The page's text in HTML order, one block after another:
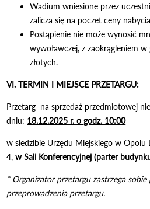
Wadium wniesione przez
zalicza się na poczet ceny
Postąpienie nie może wynosić
wywoławczej, z zaokrągleniem
złotych.
VI. TERMIN I MIEJSCE PRZETARGU:
Przetarg na sprzedaż przedmiotowej
dniu: 18.12.2025 r. o godz. 10:00
w siedzibie Urzędu Miejskiego w Opolu
4,w Sali Konferencyjnej (parter
* Organizator przetargu zastrzega
przeprowadzenia przetargu.